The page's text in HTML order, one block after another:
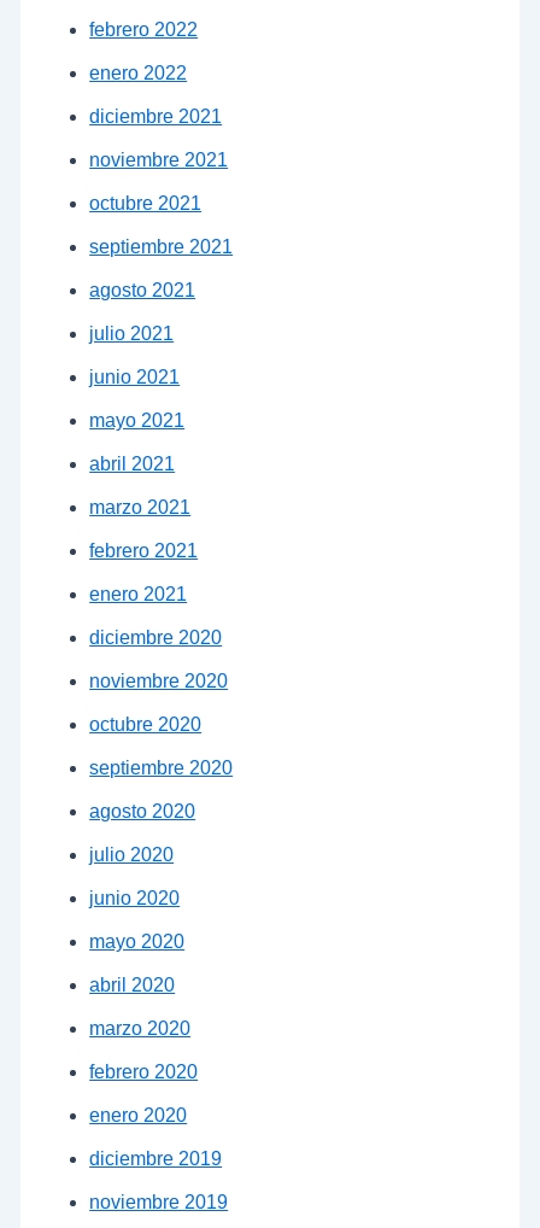
febrero 2022
enero 2022
diciembre 2021
noviembre 2021
octubre 2021
septiembre 2021
agosto 2021
julio 2021
junio 2021
mayo 2021
abril 2021
marzo 2021
febrero 2021
enero 2021
diciembre 2020
noviembre 2020
octubre 2020
septiembre 2020
agosto 2020
julio 2020
junio 2020
mayo 2020
abril 2020
marzo 2020
febrero 2020
enero 2020
diciembre 2019
noviembre 2019